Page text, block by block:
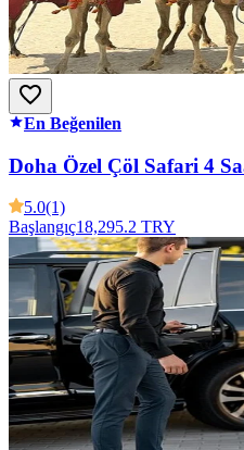
En Beğenilen
Doha Özel Çöl Safari 4
5.0(1)
Başlangıç18,295.2 TRY